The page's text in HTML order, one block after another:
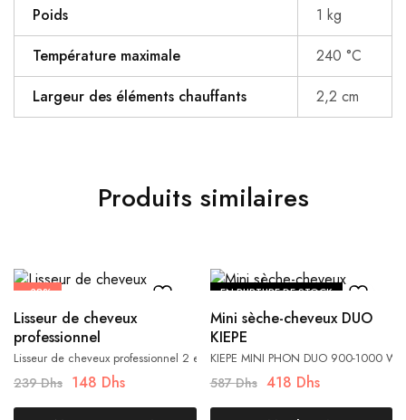
Poids
1 kg
Température maximale
240 °C
Largeur des éléments chauffants
2,2 cm
Produits similaires
- 38%
Lisseur de cheveux
professionnel
Lisseur de cheveux professionnel 2 en 1, fer à friser en céramique avec 5
239Dhs 148 Dhs
EN RUPTURE DE STOCK
Mini sèche-cheveux DUO
KIEPE
KIEPE MINI PHON DUO 900-1000 W
587Dhs 418 Dhs